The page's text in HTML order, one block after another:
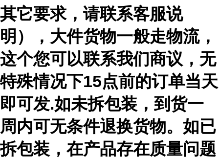
其它要求，请联系客服说
明），大件货物一般走物流，
这个您可以联系我们商议，无
特殊情况下15点前的订单当天
即可发.如未拆包装，到货一
周内可无条件退换货物。如已
拆包装，在产品存在质量问题